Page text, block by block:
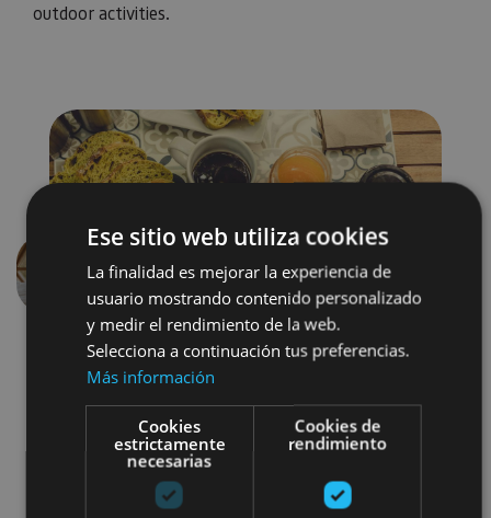
outdoor activities.
Previous
Gastronomía Bici
Ese sitio web utiliza cookies
La finalidad es mejorar la experiencia de
usuario mostrando contenido personalizado
y medir el rendimiento de la web.
Selecciona a continuación tus preferencias.
Más información
Cookies
estrictamente
necesarias
Cookies de
rendimiento